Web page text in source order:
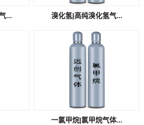
... 溴化氢|高纯溴化氢气...
一氯甲烷|氯甲烷气体...